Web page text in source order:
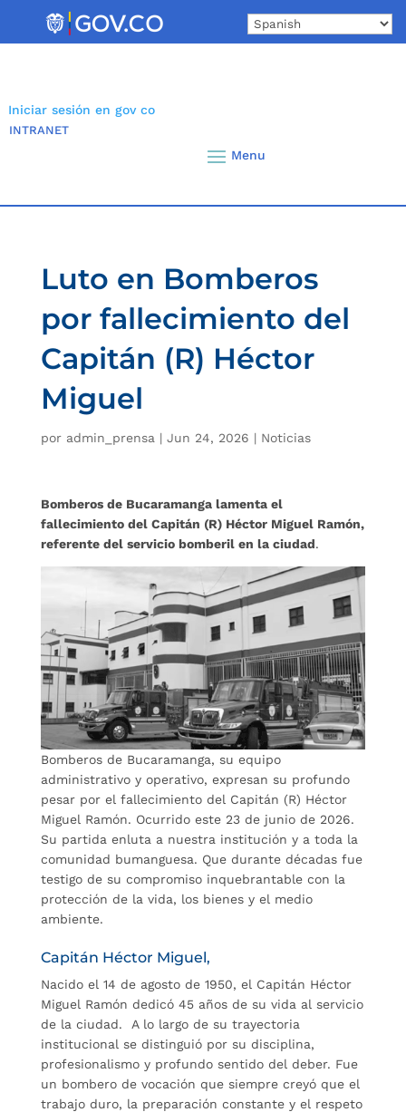
Iniciar sesión en gov co
INTRANET
Luto en Bomberos
por fallecimiento del
Capitán (R) Héctor
Miguel
por admin_prensa | Jun 24, 2026 | Noticias
Bomberos de Bucaramanga lamenta el
fallecimiento del Capitán (R) Héctor Miguel Ramón,
referente del servicio bomberil en la ciudad.
Bomberos de Bucaramanga, su equipo
administrativo y operativo, expresan su profundo
pesar por el fallecimiento del Capitán (R) Héctor
Miguel Ramón. Ocurrido este 23 de junio de 2026.
Su partida enluta a nuestra institución y a toda la
comunidad bumanguesa. Que durante décadas fue
testigo de su compromiso inquebrantable con la
protección de la vida, los bienes y el medio
ambiente.
Capitán Héctor Miguel,
Nacido el 14 de agosto de 1950, el Capitán Héctor
Miguel Ramón dedicó 45 años de su vida al servicio
de la ciudad. A lo largo de su trayectoria
institucional se distinguió por su disciplina,
profesionalismo y profundo sentido del deber. Fue
un bombero de vocación que siempre creyó que el
trabajo duro, la preparación constante y el respeto